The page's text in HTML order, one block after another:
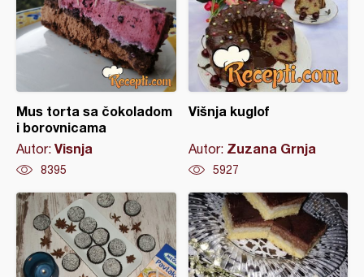
Mus torta sa čokoladom
i borovnicama
Autor: Visnja
8395
Višnja kuglof
Autor: Zuzana Grnja
5927